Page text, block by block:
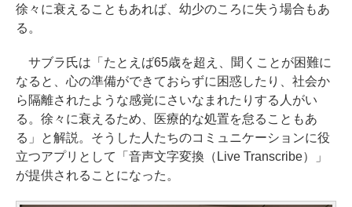
徐々に衰えることもあれば、幼少のころに失う場合もあ
る。
サブラ氏は「たとえば65歳を超え、聞くことが困難に
なると、心の準備ができておらずに困惑したり、社会か
ら隔離されたような感覚にさいなまれたりする人がい
る。徐々に衰えるため、医療的な処置を怠ることもあ
る」と解説。そうした人たちのコミュニケーションに役
立つアプリとして「音声文字変換（Live Transcribe）」
が提供されることになった。